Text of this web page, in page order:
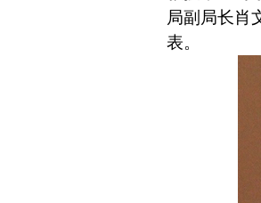
局副局长肖
表。